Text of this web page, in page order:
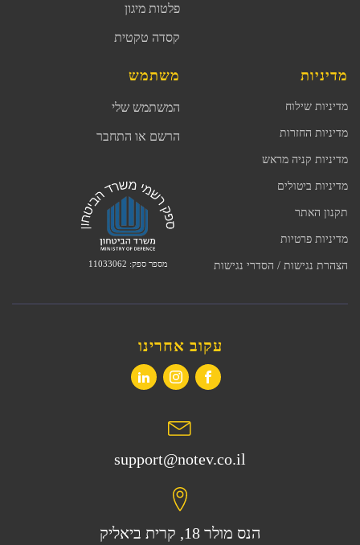
פלטות מיגון
קסדה טקטית
מדיניות
מדיניות שילוח
מדיניות החזרות
מדיניות קניה מראש
מדיניות ביטולים
תקנון האתר
מדיניות פרטיות
הצהרת נגישות / הסדרי נגישות
משתמש
המשתמש שלי
הרשם או התחבר
מספר ספק: 11033062
עקוב אחרינו
support@notev.co.il
הנס מולר 18, קרית ביאליק